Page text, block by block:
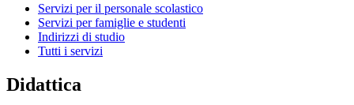
Servizi per il personale scolastico
Servizi per famiglie e studenti
Indirizzi di studio
Tutti i servizi
Didattica